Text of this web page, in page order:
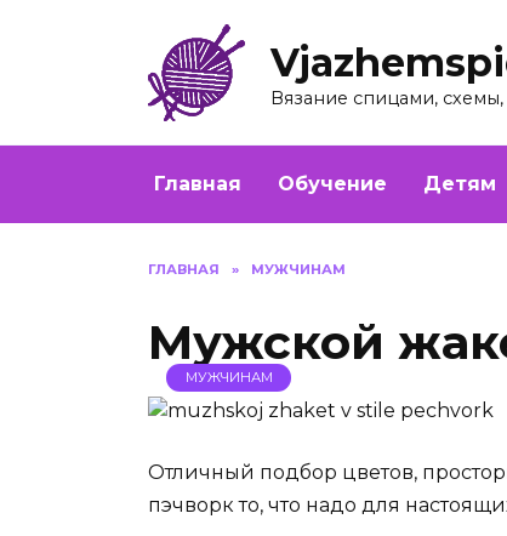
Вязание спицами,
Главная Обучение Детям
ГЛАВНАЯ » МУЖЧИНАМ
Мужской
МУЖЧИНАМ
Отличный подбор цветов,
пэчворк то, что надо для